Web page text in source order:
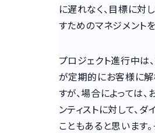
に遅れなく、目標に対
すためのマネジメント
プロジェクト進行中は
が定期的にお客様に
すが、場合によっては
ンティストに対して、
こともあると思います